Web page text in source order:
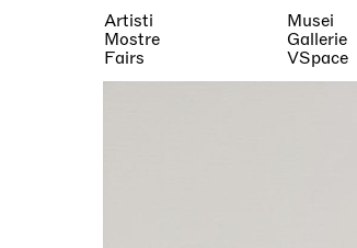
Artisti
Mostre
Fairs
Musei
Gallerie
VSpace